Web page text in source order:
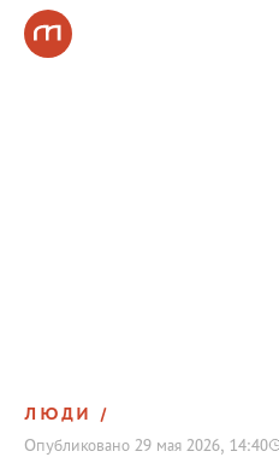
ЛЮДИ
Опубликовано 29 мая 2026, 14:40